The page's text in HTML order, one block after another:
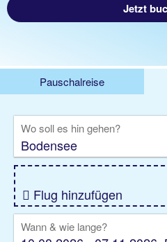
Jetzt
Pauschalreise
Kreuzfahrten
Rundreisen
Privattransfer
Wo soll es hin gehen?
Flug hinzufügen
Wann & wie lange?